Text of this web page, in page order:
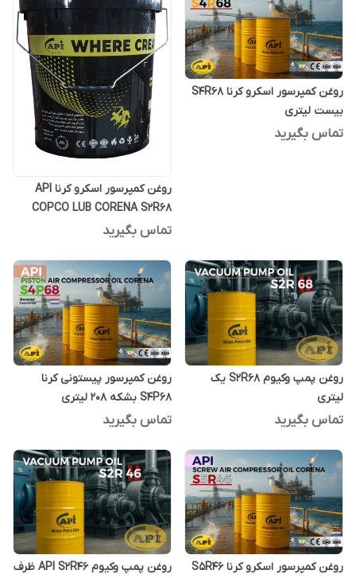
روغن کمپرسور اسکرو کرنا S4R68
بیست لیتری
تماس بگیرید
روغن کمپرسور اسکرو کرنا API
COPCO LUB CORENA S2R68
بیست لیتری
تماس بگیرید
روغن پمپ وکیوم S2R68 یک
لیتری
تماس بگیرید
روغن کمپرسور پیستونی کرنا
S4P68 بشکه 208 لیتری
تماس بگیرید
روغن کمپرسور اسکرو کرنا S5R46
روغن پمپ وکیوم API S2R46 ظرف